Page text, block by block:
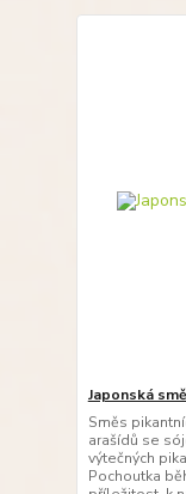
Japonská
Směs
arašídů se
výtečných
Pochoutka